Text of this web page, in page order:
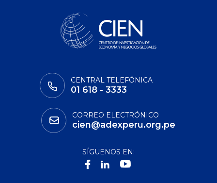
CENTRAL TELEFÓNICA
01 618 - 3333
CORREO ELECTRÓNICO
cien@adexperu.org.pe
SÍGUENOS EN: